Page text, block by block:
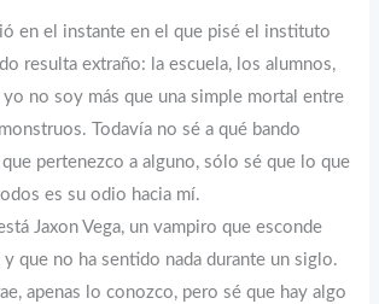
en el instante en el que pisé el instituto
resulta extraño: la escuela, los alumnos,
yo no soy más que una simple mortal entre
Todavía no sé a qué bando
pertenezco a alguno, sólo sé que lo que
es su odio hacia mí.
Jaxon Vega, un vampiro que esconde
que no ha sentido nada durante un siglo.
apenas lo conozco, pero sé que hay algo